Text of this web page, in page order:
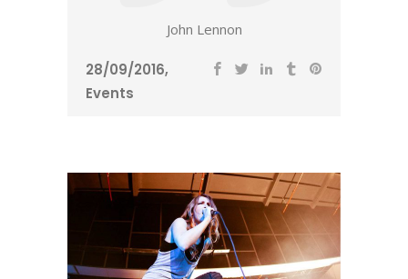
John Lennon
28/09/2016
Events